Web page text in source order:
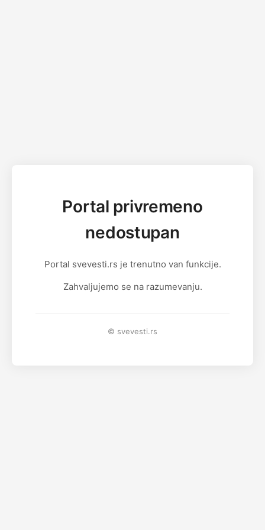
Portal privremeno
nedostupan
Portal svevesti.rs je trenutno van funkcije.
Zahvaljujemo se na razumevanju.
© svevesti.rs